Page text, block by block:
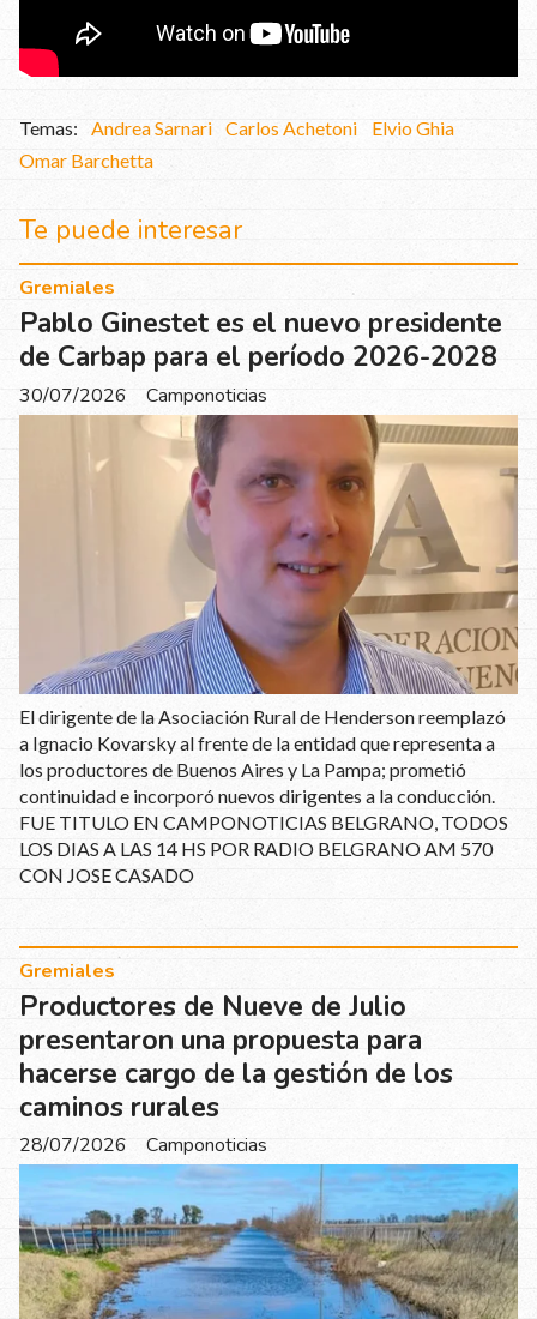
Andrea Sarnari Carlos Achetoni
Elvio Ghia
Omar Barchetta
Te puede interesar
Pablo Ginestet es el nuevo presidente
de Carbap para el período 2026-2028
Camponoticias
Gremiales
30/07/2026
El dirigente de la Asociación Rural de Henderson reemplazó
a Ignacio Kovarsky al frente de la entidad que representa a
los productores de Buenos Aires y La Pampa; prometió
continuidad e incorporó nuevos dirigentes a la conducción.
FUE TITULO EN CAMPONOTICIAS BELGRANO, TODOS
LOS DIAS A LAS 14 HS POR RADIO BELGRANO AM 570
CON JOSE CASADO
Productores de Nueve de Julio
presentaron una propuesta para
hacerse cargo de la gestión de los
caminos rurales
Camponoticias
Gremiales
28/07/2026